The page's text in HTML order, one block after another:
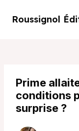
Roussignol
Prime
conditions
surprise ?